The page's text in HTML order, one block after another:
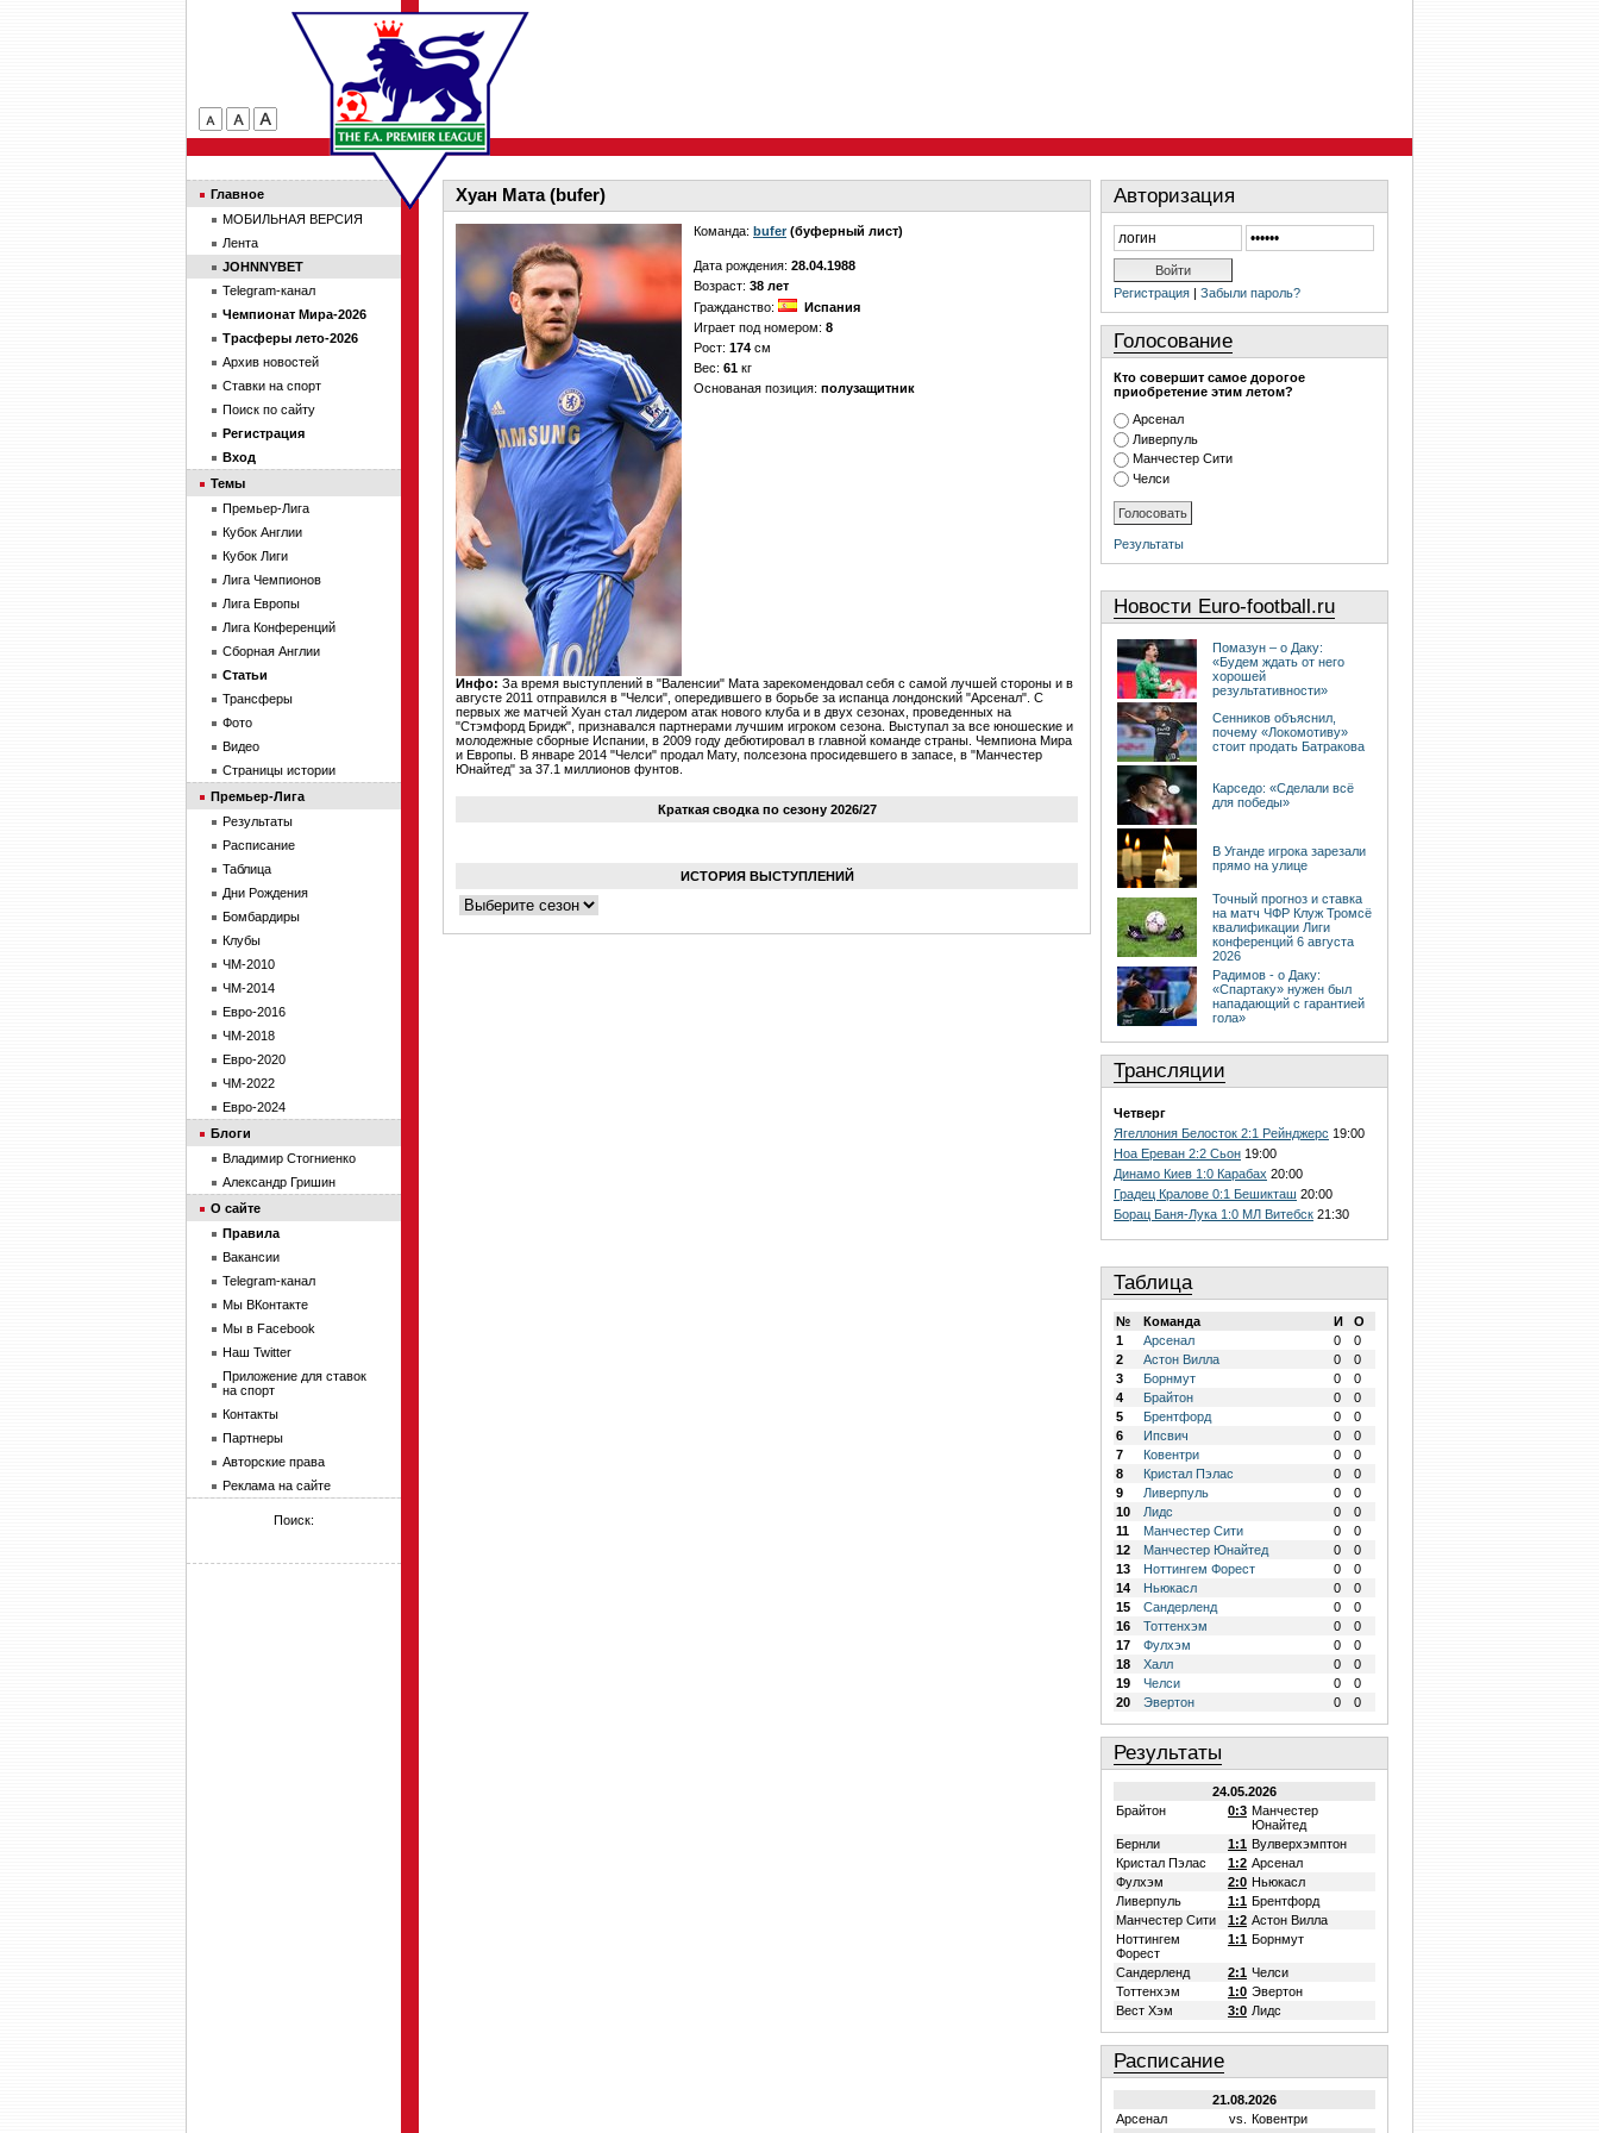
Хуан Мата (bufer)
Команда: bufer(буферный лист)
Дата рождения: 28.04.1988
Возраст: 38 лет
Гражданство:
Испания
Играет под номером: 8
Рост: 174 см
Вес: 61 кг
Основаная позиция: полузащитник
Инфо: За время выступлений в "Валенсии" Мата зарекомендовал себя с самой лучшей стороны и в
августе 2011 отправился в "Челси", опередившего в борьбе за испанца лондонский "Арсенал". С
первых же матчей Хуан стал лидером атак нового клуба и в двух сезонах, проведенных на
"Стэмфорд Бридж", признавался партнерами лучшим игроком сезона. Выступал за все юношеские и
молодежные сборные Испании, в 2009 году дебютировал в главной команде страны. Чемпиона Мира
и Европы. В январе 2014 "Челси" продал Мату, полсезона просидевшего в запасе, в "Манчестер
Юнайтед" за 37.1 миллионов фунтов.
Краткая сводка по сезону 2026/27
ИСТОРИЯ ВЫСТУПЛЕНИЙ
Авторизация
Регистрация | Забыли пароль?
Голосование
Кто совершит самое дорогое
приобретение этим летом?
Арсенал
Ливерпуль
Манчестер Сити
Челси
Результаты
Новости Euro-football.ru
Помазун – о Даку:
«Будем ждать от него
хорошей
результативности»
Сенников объяснил,
почему «Локомотиву»
стоит продать Батракова
Карседо: «Сделали всё
для победы»
В Уганде игрока зарезали
прямо на улице
Точный прогноз и ставка
на матч ЧФР Клуж Тромсё
квалификации Лиги
конференций 6 августа
2026
Радимов - о Даку:
«Спартаку» нужен был
нападающий с гарантией
гола»
Трансляции
Четверг
Ягеллония Белосток 2:1 Рейнджерс 19:00
Ноа Ереван 2:2 Сьон 19:00
Динамо Киев 1:0 Карабах 20:00
Градец Кралове 0:1 Бешикташ 20:00
Борац Баня-Лука 1:0 МЛ Витебск 21:30
Таблица
№ Команда И
О
1
Арсенал 0
0
2
Астон Вилла 0
0
3
Борнмут 0
0
4
Брайтон 0
0
5
Брентфорд 0
0
6
Ипсвич 0
0
7
Ковентри 0
0
8
Кристал Пэлас 0
0
9
Ливерпуль 0
0
10
Лидс 0
0
11
Манчестер Сити 0
0
12
Манчестер Юнайтед 0
0
13
Ноттингем Форест 0
0
14
Ньюкасл 0
0
15
Сандерленд 0
0
16
Тоттенхэм 0
0
17
Фулхэм 0
0
18
Халл 0
0
19
Челси 0
0
20
Эвертон 0 0
Результаты
24.05.2026
Брайтон
0:3 Манчестер
Юнайтед
Бернли
1:1 Вулверхэмптон
Кристал Пэлас
1:2 Арсенал
Фулхэм
2:0 Ньюкасл
Ливерпуль
1:1 Брентфорд
Манчестер Сити
1:2 Астон Вилла
Ноттингем
Форест
1:1 Борнмут
Сандерленд 2:1 Челси
Тоттенхэм
1:0 Эвертон
Вест Хэм
3:0 Лидс
Расписание
21.08.2026
Арсенал
vs.
Ковентри
Главное
МОБИЛЬНАЯ ВЕРСИЯ
Лента
JOHNNYBET
Telegram-канал
Чемпионат Мира-2026
Трасферы лето-2026
Архив новостей
Ставки на спорт
Поиск по сайту
Регистрация
Вход
Темы
Премьер-Лига
Кубок Англии
Кубок Лиги
Лига Чемпионов
Лига Европы
Лига Конференций
Сборная Англии
Статьи
Трансферы
Фото
Видео
Страницы истории
Премьер-Лига
Результаты
Расписание
Таблица
Дни Рождения
Бомбардиры
Клубы
ЧМ-2010
ЧМ-2014
Евро-2016
ЧМ-2018
Евро-2020
ЧМ-2022
Евро-2024
Блоги
Владимир Стогниенко
Александр Гришин
О сайте
Правила
Вакансии
Telegram-канал
Мы ВКонтакте
Мы в Facebook
Наш Twitter
Приложение для ставок
на спорт
Контакты
Партнеры
Авторские права
Реклама на сайте
Поиск: